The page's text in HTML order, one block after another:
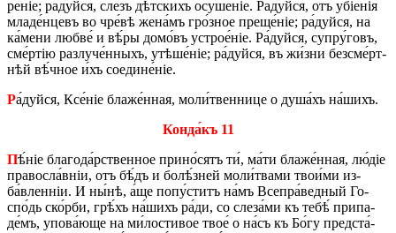
ре́ніе; ра́дуй­ся, сле́зъ дѣ́т­скихъ осу­ше́ніе. Ра́дуй­ся, отъ убіе́нія
мла­де́н­цевъ во чре́­вѣ же­на́мъ гро́з­ное пре­ще́­ніе; ра́дуй­ся, на
ка́­ме­ни люб­ве́ и вѣ́ры до­мо́въ устро­е́­ніе. Ра́дуй­ся, су­пру́­говъ,
сме́р­тію раз­лу­че́н­ныхъ, утѣ­ше́ніе; ра́дуй­ся, въ жи́­зни без­сме́рт­
нѣй вѣ́ч­ное и́хъ со­е­ди­не́ніе.
Ра́дуй­ся, Ксе́ніе бла­же́н­ная, мо­ли́­твен­ни­це о ду­ша́хъ на́­шихъ.
Кон­да́къ 11
Пѣ́ніе бла­го­да́р­ствен­ное при­но́сятъ ти́, ма́ти бла­же́н­ная, лю́діе
пра­во­сла́в­ніи, отъ бѣ́дъ и бо­лѣ́­зней мо­ли́­тва­ми тво­и́­ми из­
ба́влен­ніи. И ны́нѣ, а́ще по­пу́­ститъ на́мъ Все­пра́­вед­ный Го­
спо́дь ско́р­би, грѣ́хъ на́­шихъ ра́ди, со сле­за́­ми къ тебѣ́ при­па­
де́мъ, упо­ва́­ю­ще на ми́­ло­сти­вое твое́ о на́съ къ Бо́гу пред­ста́­